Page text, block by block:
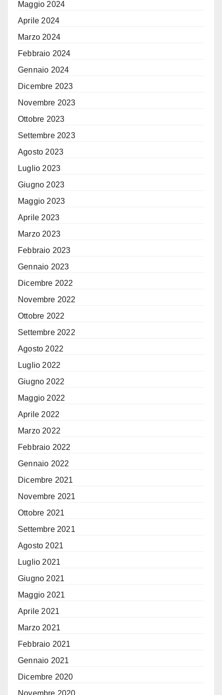
Maggio 2024
Aprile 2024
Marzo 2024
Febbraio 2024
Gennaio 2024
Dicembre 2023
Novembre 2023
Ottobre 2023
Settembre 2023
Agosto 2023
Luglio 2023
Giugno 2023
Maggio 2023
Aprile 2023
Marzo 2023
Febbraio 2023
Gennaio 2023
Dicembre 2022
Novembre 2022
Ottobre 2022
Settembre 2022
Agosto 2022
Luglio 2022
Giugno 2022
Maggio 2022
Aprile 2022
Marzo 2022
Febbraio 2022
Gennaio 2022
Dicembre 2021
Novembre 2021
Ottobre 2021
Settembre 2021
Agosto 2021
Luglio 2021
Giugno 2021
Maggio 2021
Aprile 2021
Marzo 2021
Febbraio 2021
Gennaio 2021
Dicembre 2020